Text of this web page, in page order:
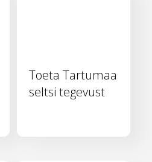
Toeta Tartumaa
seltsi tegevust